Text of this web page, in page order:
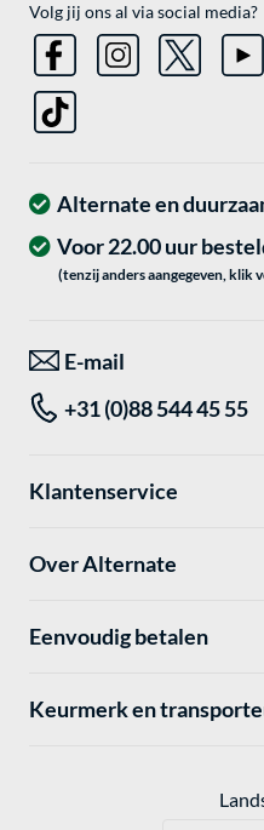
Volg jij ons al via social media?
Alternate en
Voor 22.00 uur
(tenzij anders aangegeven, klik
E-mail
+31 (0)88 544 45 55
Klantenservice
Over Alternate
Eenvoudig betalen
Keurmerk en